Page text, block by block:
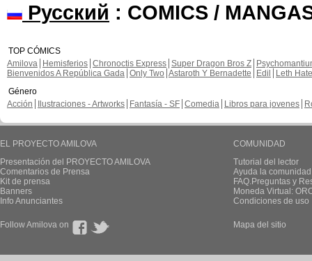
Русский : COMICS /
TOP CÓMICS
Amilova
Hemisferios Chronoctis Express Super Dragon Bros Z
Bienvenidos A República Gada Only Two Astaroth Y Bernadette Edil
Leth Hate
Género
Acción
Ilustraciones - Artworks Fantasía - SF Comedia Libros para jovenes
EL PROYECTO AMILOVA
Presentación del PROYECTO AMILOVA
Comentarios de Prensa
Kit de prensa
Banners
Info Anunciantes
COMUNIDAD
Tutorial del lector
Ayuda la
FAQ.Preguntas y
Moneda Virtual:
Condiciones de uso
Follow Amilova on Mapa del sitio